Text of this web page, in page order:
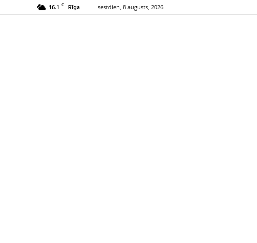
16.1 C Rīga sestdien, 8 augusts, 2026